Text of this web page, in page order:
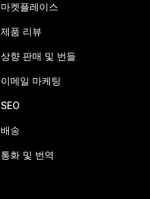
마켓플레이스
제품 리뷰
상향 판매 및 번들
이메일 마케팅
SEO
배송
통화 및 번역